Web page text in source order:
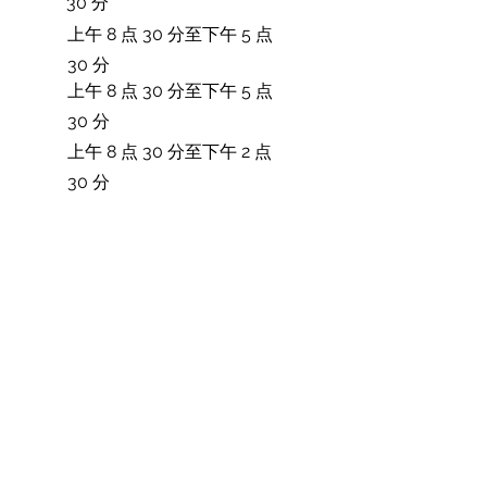
上午 8 点 30 分至下午 5 点
30 分
上午 8 点 30 分至下午 5 点
30 分
上午 8 点 30 分至下午 2 点
30 分